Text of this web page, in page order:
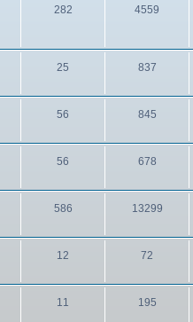
282 4559
25 837
56 845
56 678
586 13299
12 72
11 195